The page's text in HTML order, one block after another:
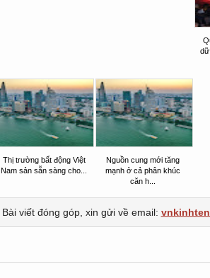
dữ
Thị trường bất động Việt
Nam sản sẵn sàng cho...
Nguồn cung mới tăng
mạnh ở cả phân khúc
căn h...
Bài viết đóng góp, xin gửi về email: